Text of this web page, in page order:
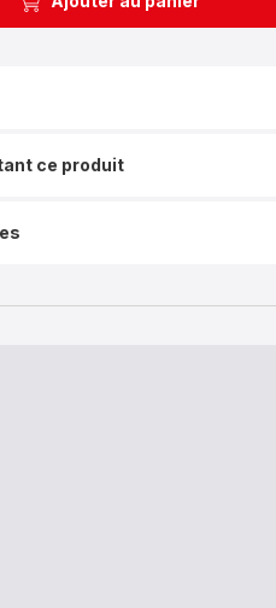
ce produit